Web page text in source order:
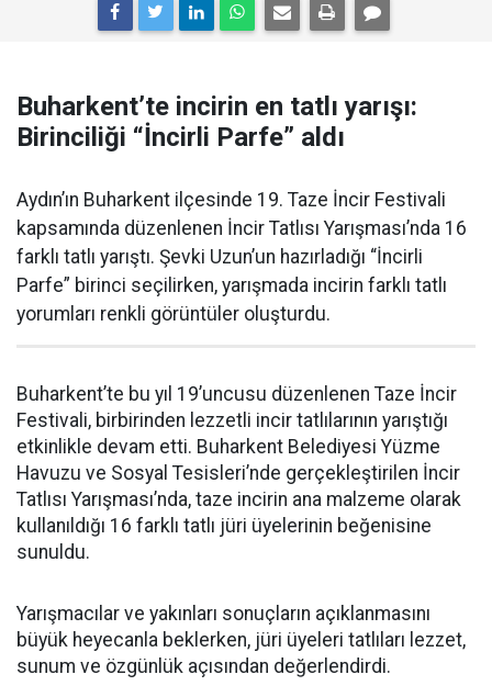
Buharkent’te incirin en tatlı yarışı:
Birinciliği “İncirli Parfe” aldı
Aydın’ın Buharkent ilçesinde 19. Taze İncir Festivali
kapsamında düzenlenen İncir Tatlısı Yarışması’nda 16
farklı tatlı yarıştı. Şevki Uzun’un hazırladığı “İncirli
Parfe” birinci seçilirken, yarışmada incirin farklı tatlı
yorumları renkli görüntüler oluşturdu.
Buharkent’te bu yıl 19’uncusu düzenlenen Taze İncir
Festivali, birbirinden lezzetli incir tatlılarının yarıştığı
etkinlikle devam etti. Buharkent Belediyesi Yüzme
Havuzu ve Sosyal Tesisleri’nde gerçekleştirilen İncir
Tatlısı Yarışması’nda, taze incirin ana malzeme olarak
kullanıldığı 16 farklı tatlı jüri üyelerinin beğenisine
sunuldu.
Yarışmacılar ve yakınları sonuçların açıklanmasını
büyük heyecanla beklerken, jüri üyeleri tatlıları lezzet,
sunum ve özgünlük açısından değerlendirdi.